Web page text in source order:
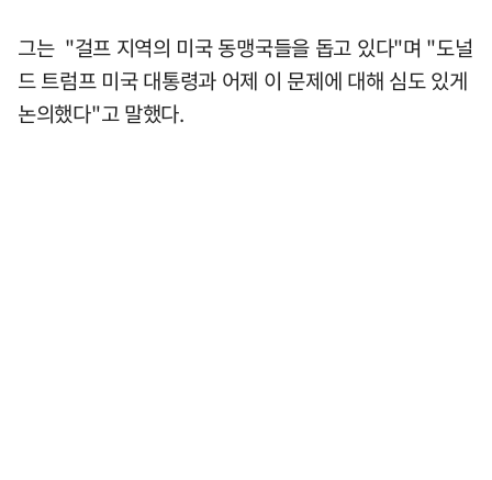
그는 "걸프 지역의 미국 동맹국들을 돕고 있다"며 "도널
드 트럼프 미국 대통령과 어제 이 문제에 대해 심도 있게
논의했다"고 말했다.